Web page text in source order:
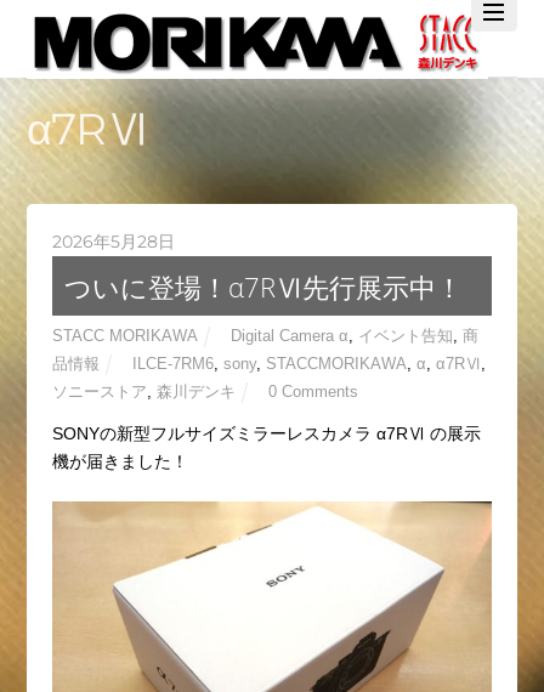
TwitterFacebook
YouTube
α7RⅥ
2026年5月28日
ついに登場！α7RⅥ先行展示中！
STACC MORIKAWA Digital Camera α イベント告知 商
品情報
ILCE-7RM6, sony, STACCMORIKAWA α α7RⅥ
ソニーストア 森川デンキ 0 Comments
SONYの新型フルサイズミラーレスカメラ α7RⅥ の展示
機が届きました！